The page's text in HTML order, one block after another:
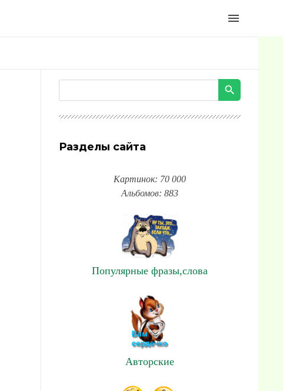
menu
Разделы сайта
Картинок: 70 000
Альбомов: 883
Популярные фразы,слова
Авторские